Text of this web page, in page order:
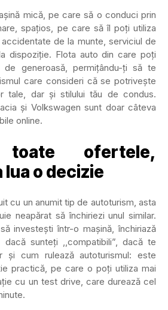
mică, pe care să o conduci prin
spațios, pe care să îl poți utiliza
de la munte, serviciul de
dispoziție. Flota auto din care poți
generoasă, permițându-ți să te
care consideri că se potrivește
tale, dar și stilului tău de condus.
și Volkswagen sunt doar câteva
online.
toate ofertele,
lua o decizie
cu un anumit tip de autoturism, asta
neapărat să închiriezi unul similar.
investești într-o mașină, închiriază
sunteți ,,compatibili”, dacă te
și cum rulează autoturismul: este
practică, pe care o poți utiliza mai
cu un test drive, care durează cel